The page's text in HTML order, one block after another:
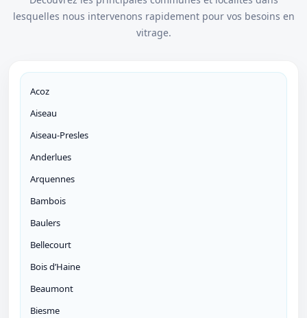
lesquelles nous intervenons rapidement pour vos besoins en
vitrage.
Acoz
Aiseau
Aiseau-Presles
Anderlues
Arquennes
Bambois
Baulers
Bellecourt
Bois d’Haine
Beaumont
Biesme